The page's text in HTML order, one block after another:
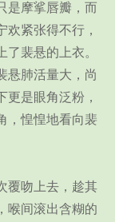
是摩挲唇瓣，而
欢紧张得不行，
裴悬的上衣。
悬肺活量大，尚
更是眼角泛粉，
，惶惶地看向裴
覆吻上去，趁其
喉间滚出含糊的